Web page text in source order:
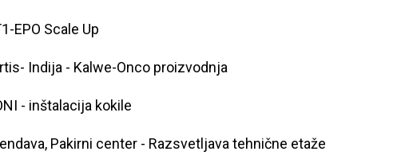
EPO Scale Up
Indija - Kalwe-Onco proizvodnja
- inštalacija kokile
Pakirni center - Razsvetljava tehnične etaže